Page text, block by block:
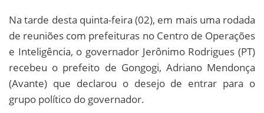
Na tarde desta quinta-feira (02), em mais uma rodada
de reuniões com prefeituras no Centro de Operações
e Inteligência, o governador Jerônimo Rodrigues (PT)
recebeu o prefeito de Gongogi, Adriano Mendonça
(Avante) que declarou o desejo de entrar para o
grupo político do governador.